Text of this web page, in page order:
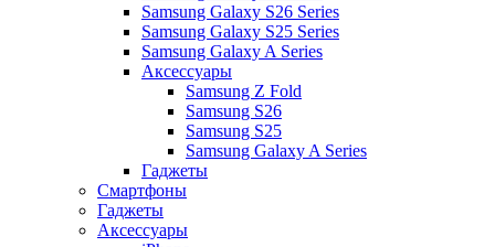
Samsung Galaxy S26 Series
Samsung Galaxy S25 Series
Samsung Galaxy A Series
Аксессуары
Samsung Z Fold
Samsung S26
Samsung S25
Samsung Galaxy A Series
Гаджеты
Смартфоны
Гаджеты
Аксессуары